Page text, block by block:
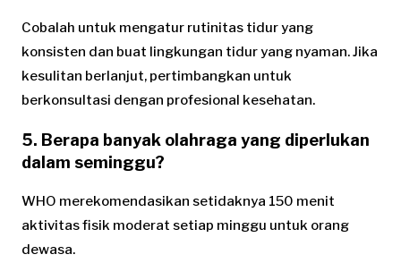
Cobalah untuk mengatur rutinitas tidur yang
konsisten dan buat lingkungan tidur yang nyaman. Jika
kesulitan berlanjut, pertimbangkan untuk
berkonsultasi dengan profesional kesehatan.
5. Berapa banyak olahraga yang diperlukan
dalam seminggu?
WHO merekomendasikan setidaknya 150 menit
aktivitas fisik moderat setiap minggu untuk orang
dewasa.